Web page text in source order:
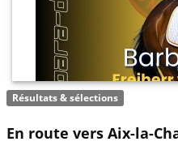
Résultats & sélections
En route vers Aix-la-